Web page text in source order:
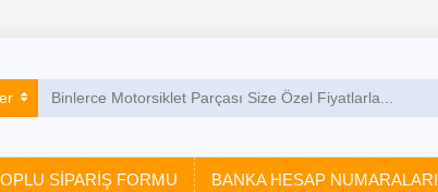
SİPARİŞ FORMU BANKA HESAP NUMARALARI